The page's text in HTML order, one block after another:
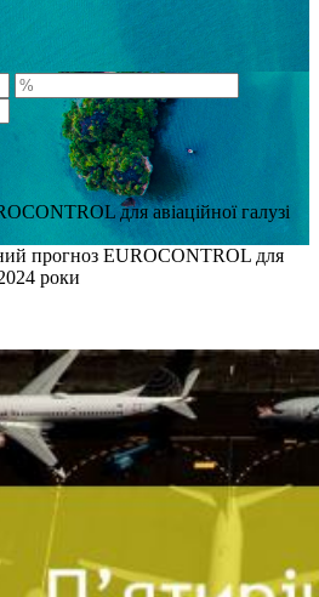
для авіаційної галузі
прогноз EUROCONTROL для
роки